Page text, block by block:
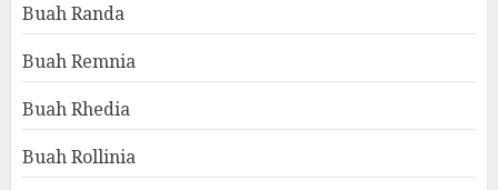
Buah Randa
Buah Remnia
Buah Rhedia
Buah Rollinia